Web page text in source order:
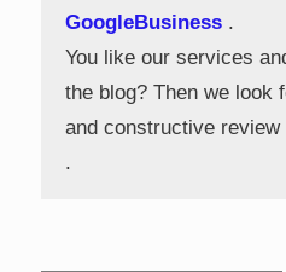
GoogleBusiness .
You like our services
the blog? Then we look
and constructive review
.